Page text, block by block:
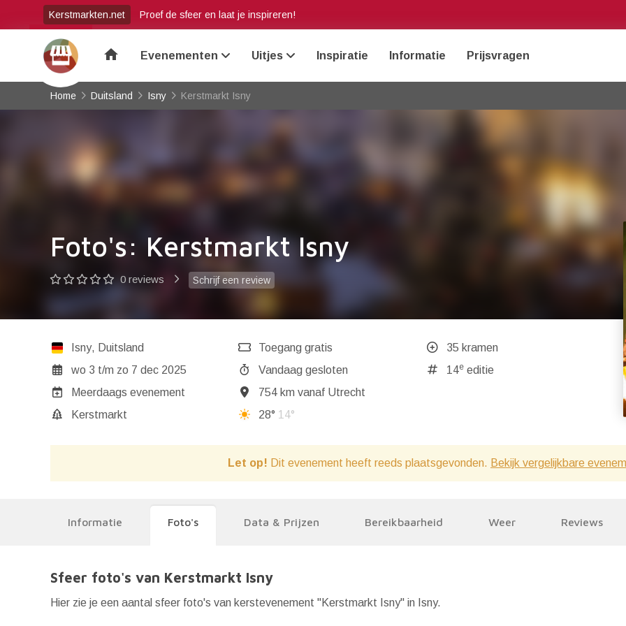
Kerstmarkten.net Proef de sfeer en laat je inspireren!
home Evenementen Uitjes Inspiratie Informatie Prijsvragen
Home Duitsland Isny Kerstmarkt Isny
Foto's: Kerstmarkt Isny
0 reviews Schrijf een review
Isny, Duitsland
wo 3 t/m zo 7 dec 2025
Meerdaags evenement
Kerstmarkt
Toegang gratis
Vandaag gesloten
754 km vanaf Utrecht
28° 14°
35 kramen
14eeditie
Let op! Dit evenement heeft reeds plaatsgevonden. Bekijk vergelijkbare
Informatie Foto's Data & Prijzen Bereikbaarheid Weer Reviews
Sfeer foto's van Kerstmarkt Isny
Hier zie je een aantal sfeer foto's van kerstevenement "Kerstmarkt Isny" in Isny.